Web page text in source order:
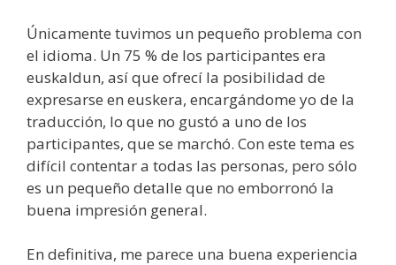
Únicamente tuvimos un pequeño problema con
el idioma. Un 75 % de los participantes era
euskaldun, así que ofrecí la posibilidad de
expresarse en euskera, encargándome yo de la
traducción, lo que no gustó a uno de los
participantes, que se marchó. Con este tema es
difícil contentar a todas las personas, pero sólo
es un pequeño detalle que no emborronó la
buena impresión general.
En definitiva, me parece una buena experiencia